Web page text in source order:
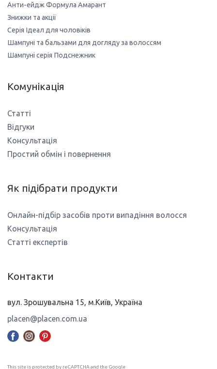
Анти-ейдж Формула Амарант
Знижки та акції
Серія Ідеал для чоловіків
Шампуні та бальзами для догляду за волоссям
Шампуні серія Подснежник
Комунікація
Статті
Відгуки
Консультація
Простий обмін і повернення
Як підібрати продукти
Онлайн-підбір засобів проти випадіння волосся
Консультація
Статті експертів
Контакти
вул. Зрошувальна 15, м.Київ, Україна
placen@placen.com.ua
This site is protected by reCAPTCHA and the Google